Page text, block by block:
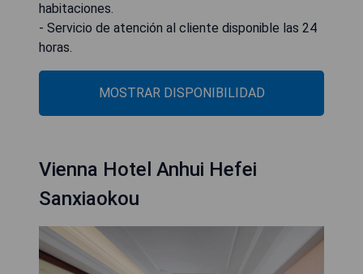
habitaciones.
- Servicio de atención al cliente disponible las 24
horas.
MOSTRAR DISPONIBILIDAD
Vienna Hotel Anhui Hefei
Sanxiaokou